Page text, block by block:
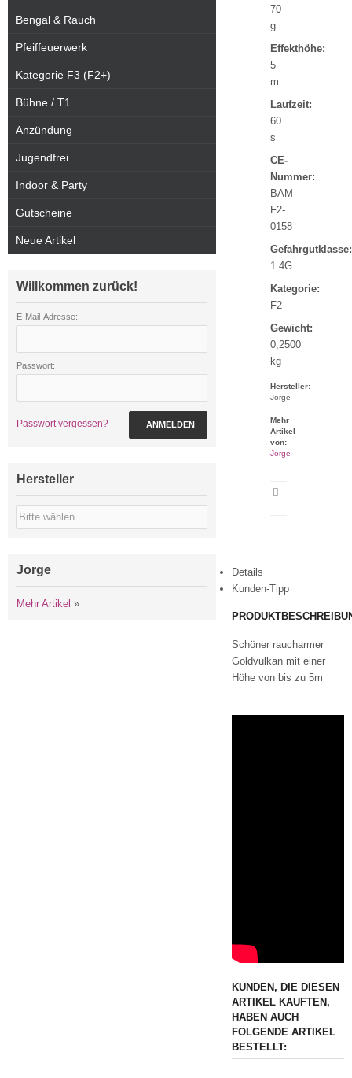
70
g
Effekthöhe:
5
m
Laufzeit:
60
s
CE-
Nummer:
BAM-
F2-
0158
Gefahrgutklasse:
1.4G
Kategorie:
F2
Gewicht:
0,2500
kg
Hersteller:
Jorge
Mehr
Artikel
von:
Jorge
Details
Kunden-Tipp
Schöner raucharmer
Goldvulkan mit einer
Höhe von bis zu 5m
KUNDEN, DIE DIESEN
ARTIKEL KAUFTEN,
HABEN AUCH
FOLGENDE ARTIKEL
BESTELLT:
Bengal & Rauch
Pfeiffeuerwerk
Kategorie F3 (F2+)
Bühne / T1
Anzündung
Jugendfrei
Indoor & Party
Gutscheine
Neue Artikel
Willkommen zurück!
E-Mail-Adresse:
Passwort:
Passwort vergessen? ANMELDEN
Hersteller
Jorge
Mehr Artikel »